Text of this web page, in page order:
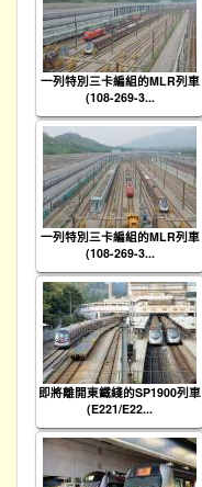
一列特別三卡編組的MLR列車
(108-269-3...
一列特別三卡編組的MLR列車
(108-269-3...
即將離開東鐵綫的SP1900列車
(E221/E22...